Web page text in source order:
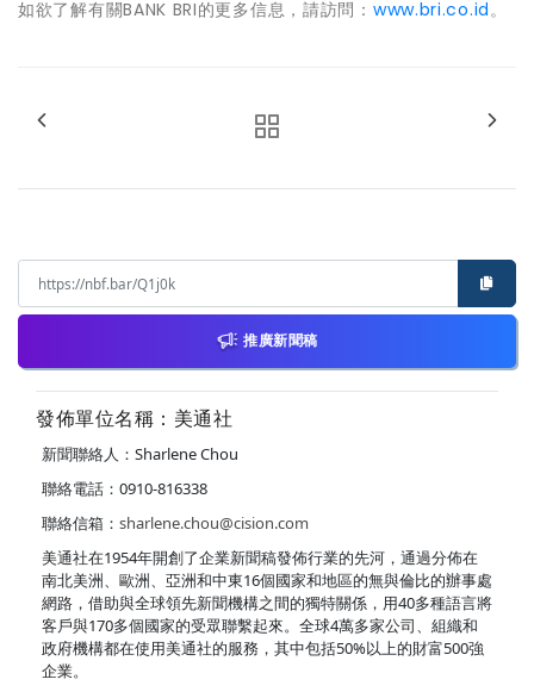
如欲了解有關BANK BRI的更多信息，請訪問： www.bri.co.id。
推廣新聞稿
發佈單位名稱：美通社
新聞聯絡人：Sharlene Chou
聯絡電話：0910-816338
聯絡信箱： sharlene.chou@cision.com
美通社在1954年開創了企業新聞稿發佈行業的先河，通過分佈在
南北美洲、歐洲、亞洲和中東16個國家和地區的無與倫比的辦事處
網路，借助與全球領先新聞機構之間的獨特關係，用40多種語言將
客戶與170多個國家的受眾聯繫起來。全球4萬多家公司、組織和
政府機構都在使用美通社的服務，其中包括50%以上的財富500強
企業。